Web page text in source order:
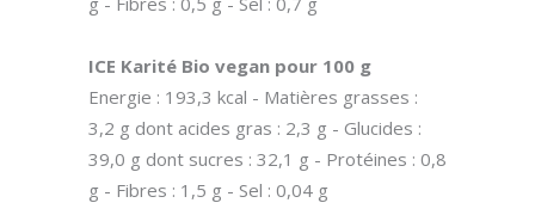
ICE Karité Bio vegan pour 100 g
Energie : 193,3 kcal - Matières grasses :
3,2 g dont acides gras : 2,3 g - Glucides :
39,0 g dont sucres : 32,1 g - Protéines : 0,8
g - Fibres : 1,5 g - Sel : 0,04 g